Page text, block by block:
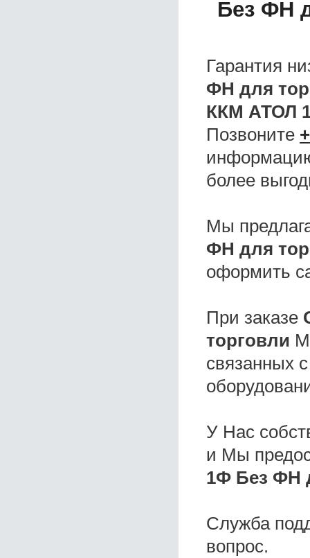
Без ФН
Гарантия
ФН для
ККМ АТОЛ
Позвоните
более
Мы
ФН для
оформить
При заказе
торговли
связанных
У Нас
и Мы
1Ф Без ФН
Служба
вопрос.